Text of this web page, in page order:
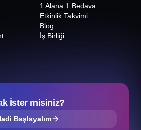
1 Alana 1 Bedava
Etkinlik Takvimi
Blog
İş Birliği
İster misiniz?
Başlayalım